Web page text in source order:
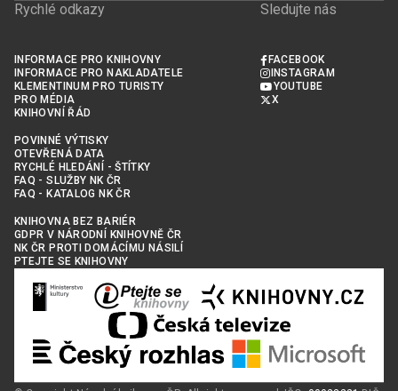
Rychlé odkazy
INFORMACE PRO KNIHOVNY
INFORMACE PRO NAKLADATELE
KLEMENTINUM PRO TURISTY
PRO MÉDIA
KNIHOVNÍ ŘÁD
POVINNÉ VÝTISKY
OTEVŘENÁ DATA
RYCHLÉ HLEDÁNÍ - ŠTÍTKY
FAQ - SLUŽBY NK ČR
FAQ - KATALOG NK ČR
KNIHOVNA BEZ BARIÉR
GDPR V NÁRODNÍ KNIHOVNĚ ČR
NK ČR PROTI DOMÁCÍMU NÁSILÍ
PTEJTE SE KNIHOVNY
Sledujte nás
FACEBOOK
INSTAGRAM
YOUTUBE
X